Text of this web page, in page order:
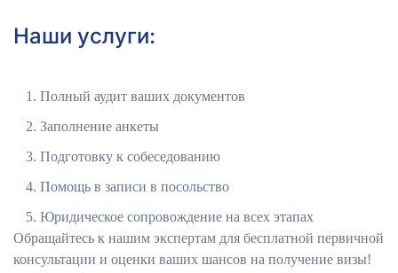
Наши услуги:
Полный аудит ваших документов
Заполнение анкеты
Подготовку к собеседованию
Помощь в записи в посольство
Юридическое сопровождение на всех этапах
Обращайтесь к нашим экспертам для бесплатной первичной
консультации и оценки ваших шансов на получение визы!